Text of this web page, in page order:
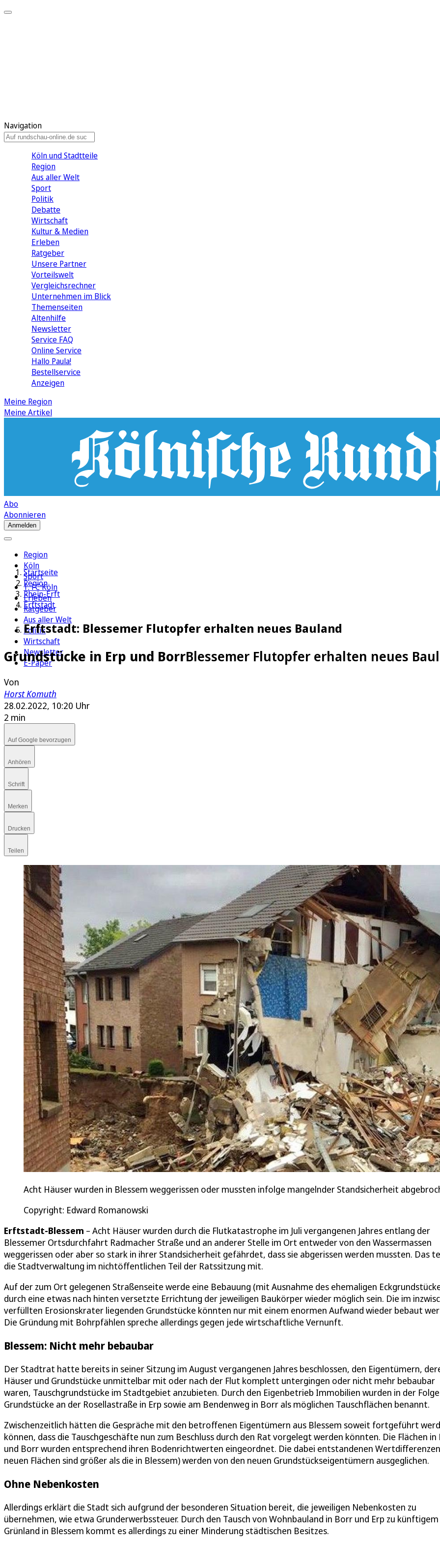
Navigation
Köln und Stadtteile
Region
Aus aller Welt
Sport
Politik
Debatte
Wirtschaft
Kultur & Medien
Erleben
Ratgeber
Unsere Partner
Vorteilswelt
Vergleichsrechner
Unternehmen im Blick
Themenseiten
Altenhilfe
Newsletter
Service FAQ
Online Service
Hallo Paula!
Bestellservice
Anzeigen
Meine Region
Meine Artikel
Abo
Abonnieren
Anmelden
Region
Köln
Sport
1. FC Köln
Erleben
Ratgeber
Aus aller Welt
Politik
Wirtschaft
Newsletter
E-Paper
Startseite
Region
Rhein-Erft
Erftstadt
Erftstadt: Blessemer Flutopfer erhalten neues Bauland
Grundstücke in Erp und BorrBlessemer Flutopfer erhalten neues
Von
Horst Komuth
28.02.2022, 10:20 Uhr
2 min
Auf Google bevorzugen
Anhören
Schrift
Merken
Drucken
Teilen
Acht Häuser wurden in Blessem weggerissen oder mussten infolge mangelnder Standsicherheit
Copyright: Edward Romanowski
Erftstadt-Blessem – Acht Häuser wurden durch die Flutkatastrophe im Juli vergangenen Jahres entlang der
Blessemer Ortsdurchfahrt Radmacher Straße und an anderer Stelle im Ort entweder von den Wassermassen
weggerissen oder aber so stark in ihrer Standsicherheit gefährdet, dass sie abgerissen werden mussten. Das
die Stadtverwaltung im nichtöffentlichen Teil der Ratssitzung mit.
Auf der zum Ort gelegenen Straßenseite werde eine Bebauung (mit Ausnahme des ehemaligen
durch eine etwas nach hinten versetzte Errichtung der jeweiligen Baukörper wieder möglich sein. Die im
verfüllten Erosionskrater liegenden Grundstücke könnten nur mit einem enormen Aufwand wieder bebaut
Die Gründung mit Bohrpfählen spreche allerdings gegen jede wirtschaftliche Vernunft.
Blessem: Nicht mehr bebaubar
Der Stadtrat hatte bereits in seiner Sitzung im August vergangenen Jahres beschlossen, den Eigentümern,
Häuser und Grundstücke unmittelbar mit oder nach der Flut komplett untergingen oder nicht mehr bebaubar
waren, Tauschgrundstücke im Stadtgebiet anzubieten. Durch den Eigenbetrieb Immobilien wurden in der Folge
Grundstücke an der Rosellastraße in Erp sowie am Bendenweg in Borr als möglichen Tauschflächen benannt.
Zwischenzeitlich hätten die Gespräche mit den betroffenen Eigentümern aus Blessem soweit fortgeführt
können, dass die Tauschgeschäfte nun zum Beschluss durch den Rat vorgelegt werden könnten. Die Flächen in
und Borr wurden entsprechend ihren Bodenrichtwerten eingeordnet. Die dabei entstandenen
neuen Flächen sind größer als die in Blessem) werden von den neuen Grundstückseigentümern ausgeglichen.
Ohne Nebenkosten
Allerdings erklärt die Stadt sich aufgrund der besonderen Situation bereit, die jeweiligen Nebenkosten zu
übernehmen, wie etwa Grunderwerbssteuer. Durch den Tausch von Wohnbauland in Borr und Erp zu künftigem
Grünland in Blessem kommt es allerdings zu einer Minderung städtischen Besitzes.